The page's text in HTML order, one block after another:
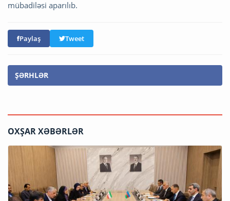
mübadiləsi aparılıb.
Paylaş Tweet
ŞƏRHLƏR
OXŞAR XƏBƏRLƏR